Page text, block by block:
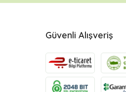
Güvenli Alışveriş